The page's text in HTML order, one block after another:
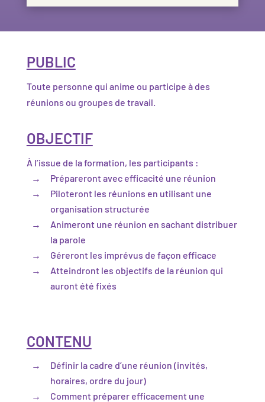
PUBLIC
Toute personne qui anime ou participe à des
réunions ou groupes de travail.
OBJECTIF
À l’issue de la formation, les participants :
Prépareront avec efficacité une réunion
Piloteront les réunions en utilisant une
organisation structurée
Animeront une réunion en sachant distribuer
la parole
Géreront les imprévus de façon efficace
Atteindront les objectifs de la réunion qui
auront été fixés
CONTENU
Définir la cadre d’une réunion (invités,
horaires, ordre du jour)
Comment préparer efficacement une